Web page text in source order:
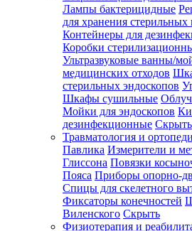
Лампы бактерицидные
для хранения стерильных
Контейнеры для
Коробки
Ультразвуковые ванны/
медицинских отходов
стерильных эндоскопов
Шкафы сушильные
Мойки для эндоскопов
дезинфекционные Скрыть
Травматология и
Павлика Измерители и
Глиссона Повязки
Пояса Приборы опорно-
Спицы для скелетного
Фиксаторы конечностей
Виленского Скрыть
Физиотерапия и